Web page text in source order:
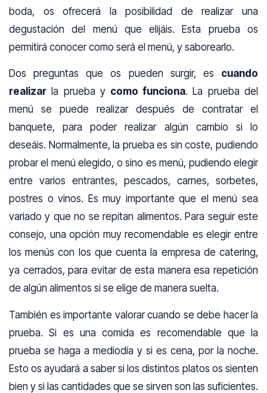
boda, os ofrecerá la posibilidad de realizar una
degustación del menú que elijáis. Esta prueba os
permitirá conocer como será el menú, y saborearlo.
Dos preguntas que os pueden surgir, es cuando
realizar la prueba y como funciona. La prueba del
menú se puede realizar después de contratar el
banquete, para poder realizar algún cambio si lo
deseáis. Normalmente, la prueba es sin coste, pudiendo
probar el menú elegido, o sino es menú, pudiendo elegir
entre varios entrantes, pescados, carnes, sorbetes,
postres o vinos. Es muy importante que el menú sea
variado y que no se repitan alimentos. Para seguir este
consejo, una opción muy recomendable es elegir entre
los menús con los que cuenta la empresa de catering,
ya cerrados, para evitar de esta manera esa repetición
de algún alimentos si se elige de manera suelta.
También es importante valorar cuando se debe hacer la
prueba. Si es una comida es recomendable que la
prueba se haga a mediodía y si es cena, por la noche.
Esto os ayudará a saber si los distintos platos os sienten
bien y si las cantidades que se sirven son las suficientes.